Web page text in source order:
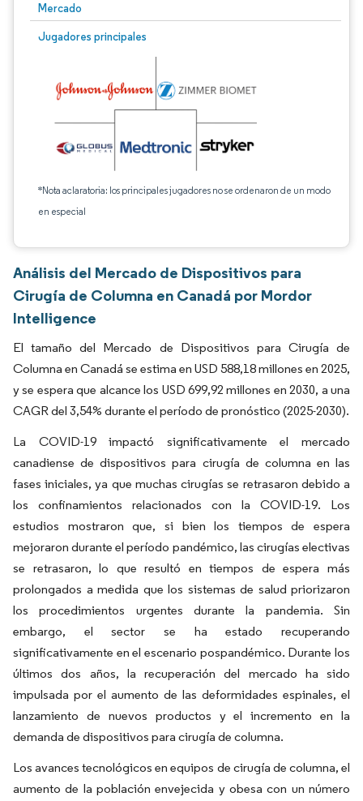
Mercado
Jugadores principales
*Nota aclaratoria: los principales jugadores no se ordenaron de un modo
en especial
Análisis del Mercado de Dispositivos para
Cirugía de Columna en Canadá por Mordor
Intelligence
El tamaño del Mercado de Dispositivos para Cirugía de
Columna en Canadá se estima en USD 588,18 millones en 2025,
y se espera que alcance los USD 699,92 millones en 2030, a una
CAGR del 3,54% durante el período de pronóstico (2025-2030).
La COVID-19 impactó significativamente el mercado
canadiense de dispositivos para cirugía de columna en las
fases iniciales, ya que muchas cirugías se retrasaron debido a
los confinamientos relacionados con la COVID-19. Los
estudios mostraron que, si bien los tiempos de espera
mejoraron durante el período pandémico, las cirugías electivas
se retrasaron, lo que resultó en tiempos de espera más
prolongados a medida que los sistemas de salud priorizaron
los procedimientos urgentes durante la pandemia. Sin
embargo, el sector se ha estado recuperando
significativamente en el escenario pospandémico. Durante los
últimos dos años, la recuperación del mercado ha sido
impulsada por el aumento de las deformidades espinales, el
lanzamiento de nuevos productos y el incremento en la
demanda de dispositivos para cirugía de columna.
Los avances tecnológicos en equipos de cirugía de columna, el
aumento de la población envejecida y obesa con un número